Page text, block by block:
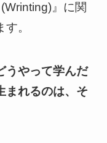
』に関
。
うやって学んだ
まれるのは、そ